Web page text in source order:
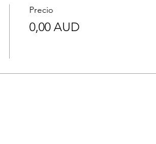
Precio
0,00 AUD